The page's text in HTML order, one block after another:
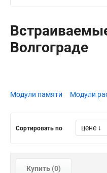
Волгограде
Модули памяти Модули
Сортировать по
Купить (0)